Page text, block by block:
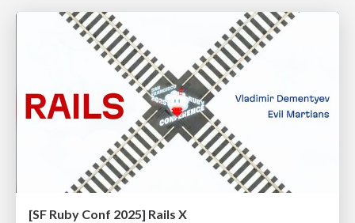
[SF Ruby Conf 2025] Rails X